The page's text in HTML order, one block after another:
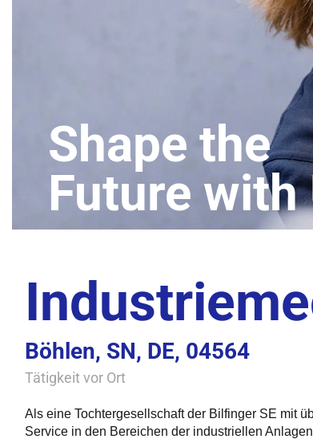
Böhlen, SN, DE, 04564
Tätigkeit vor Ort
Als eine Tochtergesellschaft der Bilfinger SE mit
Service in den Bereichen der industriellen